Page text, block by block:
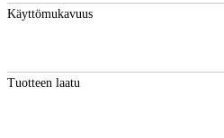
Käyttömukavuus
Tuotteen laatu